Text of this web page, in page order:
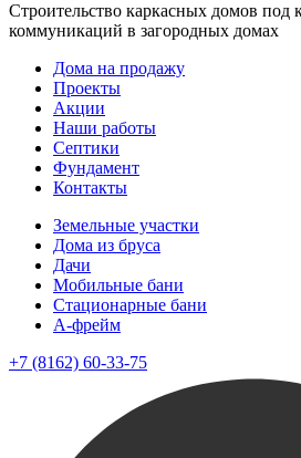
Строительство каркасных домов под
коммуникаций в загородных домах
Дома на продажу
Проекты
Акции
Наши работы
Септики
Фундамент
Контакты
Земельные участки
Дома из бруса
Дачи
Мобильные бани
Стационарные бани
A-фрейм
+7 (8162) 60-33-75